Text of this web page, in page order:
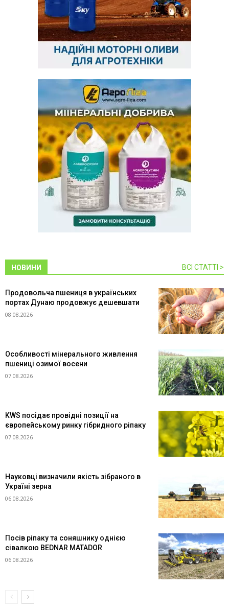
НОВИНИ ВСІ СТАТТІ >
Продовольча пшениця в українських
портах Дунаю продовжує дешевшати
08.08.2026
Особливості мінерального живлення
пшениці озимої восени
07.08.2026
KWS посідає провідні позиції на
європейському ринку гібридного ріпаку
07.08.2026
Науковці визначили якість зібраного в
Україні зерна
06.08.2026
Посів ріпаку та соняшнику однією
сівалкою BEDNAR MATADOR
06.08.2026